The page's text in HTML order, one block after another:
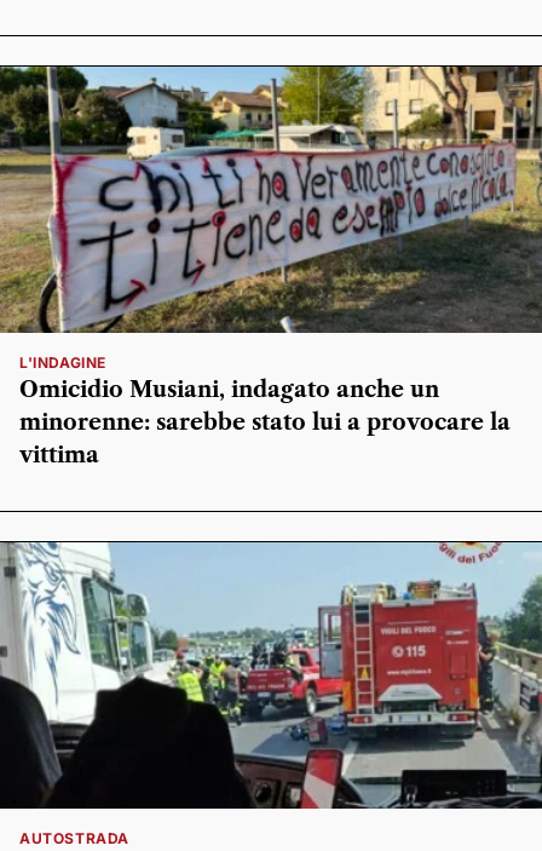
L'INDAGINE
Omicidio Musiani, indagato anche un
minorenne: sarebbe stato lui a provocare la
vittima
AUTOSTRADA